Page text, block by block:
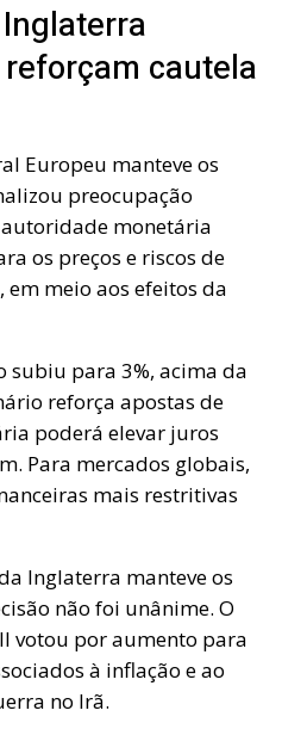
cautela
Europeu manteve os
preocupação
autoridade monetária
os preços e riscos de
meio aos efeitos da
subiu para 3%, acima da
reforça apostas de
poderá elevar juros
Para mercados globais,
mais restritivas
Inglaterra manteve os
não foi unânime. O
votou por aumento para
à inflação e ao
no Irã.